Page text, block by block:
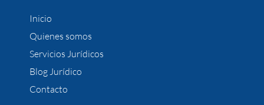
Inicio
Quienes somos
Servicios Jurídicos
Blog Jurídico
Contacto